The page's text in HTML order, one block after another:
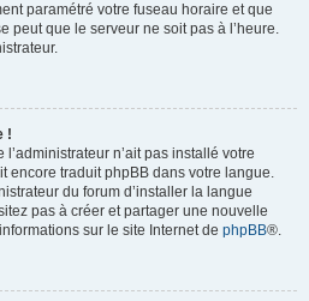
paramétré votre fuseau horaire et que
peut que le serveur ne soit pas à l’heure.
!
n’ait pas installé votre
encore traduit phpBB dans votre langue.
du forum d’installer la langue
pas à créer et partager une nouvelle
sur le site Internet de phpBB®.